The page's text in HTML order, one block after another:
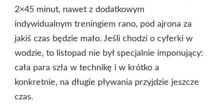
2×45 minut, nawet z dodatkowym
indywidualnym treningiem rano, pod ajrona za
jakiś czas będzie mało. Jeśli chodzi o cyferki w
wodzie, to listopad nie był specjalnie imponujący:
cała para szła w technikę i w krótko a
konkretnie, na długie pływania przyjdzie jeszcze
czas.